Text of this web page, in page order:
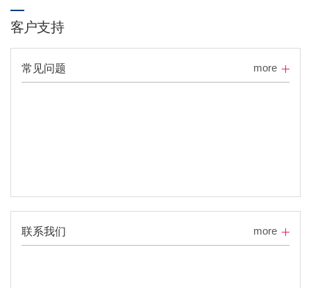
客户支持
常见问题 more
联系我们 more